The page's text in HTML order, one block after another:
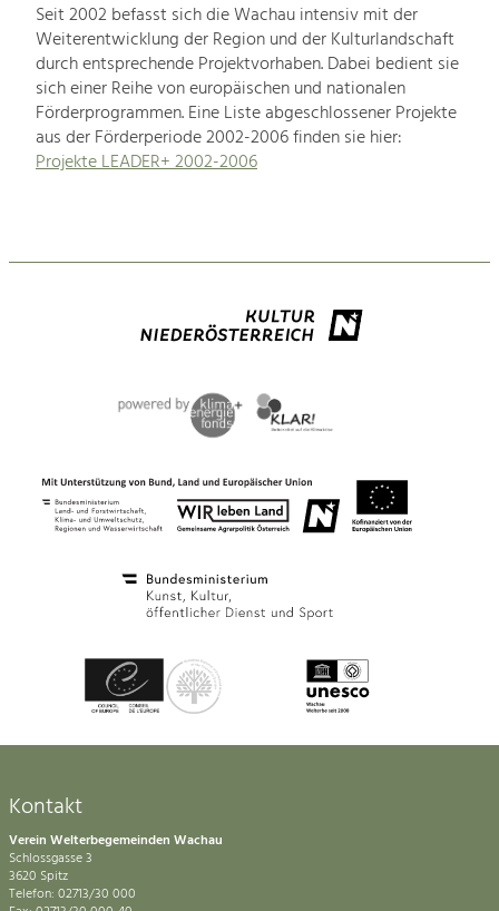
Seit 2002 befasst sich die Wachau intensiv mit der
Weiterentwicklung der Region und der Kulturlandschaft
durch entsprechende Projektvorhaben. Dabei bedient sie
sich einer Reihe von europäischen und nationalen
Förderprogrammen. Eine Liste abgeschlossener Projekte
aus der Förderperiode 2002-2006 finden sie hier:
Projekte LEADER+ 2002-2006
Kontakt
Verein Welterbegemeinden Wachau
Schlossgasse 3
3620 Spitz
Telefon: 02713/30 000